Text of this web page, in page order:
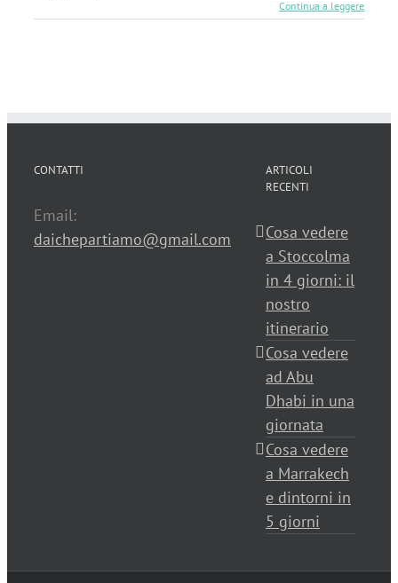
Continua a leggere
CONTATTI
Email:
daichepartiamo@gmail.com
ARTICOLI
RECENTI
Cosa vedere
a Stoccolma
in 4 giorni: il
nostro
itinerario
Cosa vedere
ad Abu
Dhabi in una
giornata
Cosa vedere
a Marrakech
e dintorni in
5 giorni